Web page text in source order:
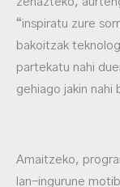
“inspiratu zure
bakoitzak
partekatu nahi
gehiago jakin nahi
Amaitzeko,
lan-ingurune